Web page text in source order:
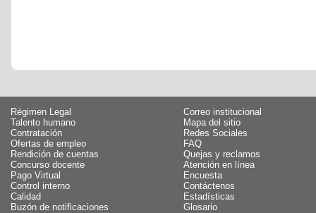
Régimen Legal
Talento humano
Contratación
Ofertas de empleo
Rendición de cuentas
Concurso docente
Pago Virtual
Control interno
Calidad
Buzón de notificaciones
Correo institucional
Mapa del sitio
Redes Sociales
FAQ
Quejas y reclamos
Atención en línea
Encuesta
Contáctenos
Estadísticas
Glosario